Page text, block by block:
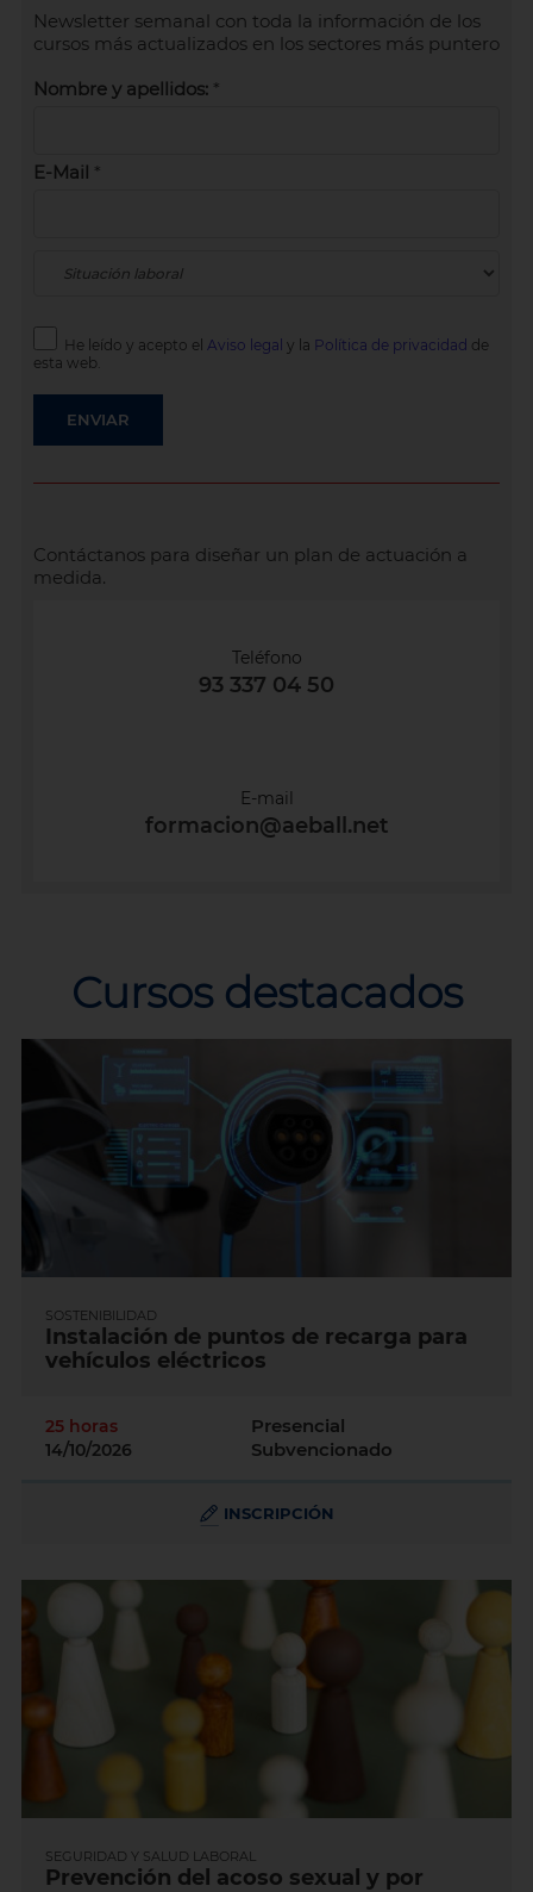
Newsletter semanal con toda la información de los
cursos más actualizados en los sectores más puntero
Nombre y apellidos:*
E-Mail *
He leído y acepto el Aviso legal y la Política de privacidad de
esta web.
Contáctanos para diseñar un plan de actuación a
medida.
Teléfono
93 337 04 50
E-mail
formacion@aeball.net
Cursos destacados
SOSTENIBILIDAD
Instalación de puntos de recarga para
vehículos eléctricos
25 horas
14/10/2026
Presencial
Subvencionado
INSCRIPCIÓN
SEGURIDAD Y SALUD LABORAL
Prevención del acoso sexual y por